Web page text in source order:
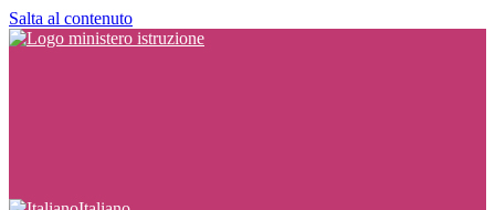
Salta al contenuto